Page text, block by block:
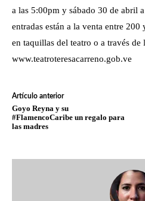
a las 5:00pm y sábado 30 de abril
entradas están a la venta entre
en taquillas del teatro o a través de
www.teatroteresacarreno.gob.ve
Artículo anterior
Goyo Reyna y su
#FlamencoCaribe un regalo para
las madres